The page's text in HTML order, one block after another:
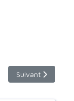
2023 à 9h00
Article suivant :
Suivant